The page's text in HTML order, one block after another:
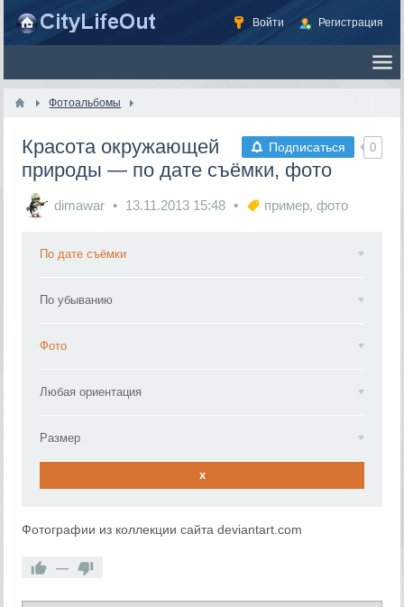
Войти Регистрация
Фотоальбомы
Подписаться 0
Красота окружающей
природы — по дате съёмки, фото
dimawar 13.11.2013 15:48 пример,фото
По дате съёмки
По убыванию
Фото
Любая ориентация
Размер
x
Фотографии из коллекции сайта deviantart.com
—